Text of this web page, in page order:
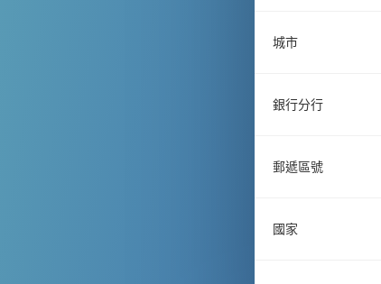
城市
銀行分行
郵遞區號
國家